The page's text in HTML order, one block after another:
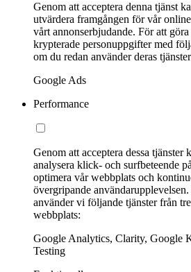
Genom att acceptera denna tjänst
utvärdera framgången för vår
vårt annonserbjudande. För att
krypterade personuppgifter med
om du redan använder deras
Google Ads
Performance
Genom att acceptera dessa tjänster
analysera klick- och surfbeteende
optimera vår webbplats och
övergripande
använder vi följande tjänster från
webbplats:
Google Analytics, Clarity, Google
Testing